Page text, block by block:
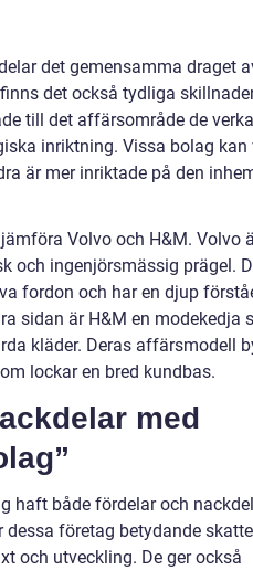
det gemensamma draget
det också tydliga
till det affärsområde de
inriktning. Vissa bolag kan
är mer inriktade på den
Volvo och H&M. Volvo
och ingenjörsmässig prägel.
fordon och har en djup
sidan är H&M en modekedja
kläder. Deras affärsmodell
lockar en bred kundbas.
med
haft både fördelar och
dessa företag betydande
och utveckling. De ger också